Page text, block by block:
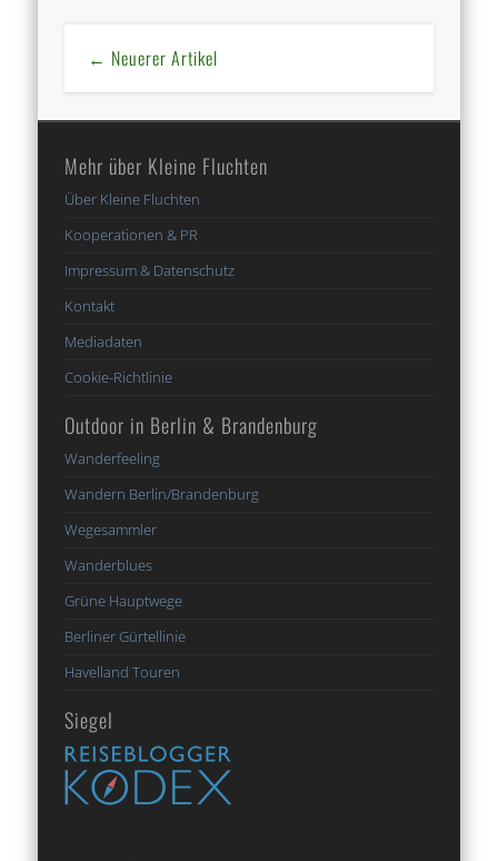
← Neuerer Artikel
Mehr über Kleine Fluchten
Über Kleine Fluchten
Kooperationen & PR
Impressum & Datenschutz
Kontakt
Mediadaten
Cookie-Richtlinie
Outdoor in Berlin & Brandenburg
Wanderfeeling
Wandern Berlin/Brandenburg
Wegesammler
Wanderblues
Grüne Hauptwege
Berliner Gürtellinie
Havelland Touren
Siegel